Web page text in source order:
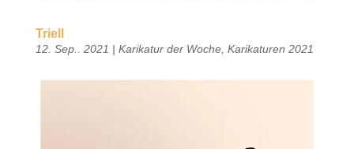
Triell
12. Sep.. 2021 | Karikatur der Woche, Karikaturen 2021